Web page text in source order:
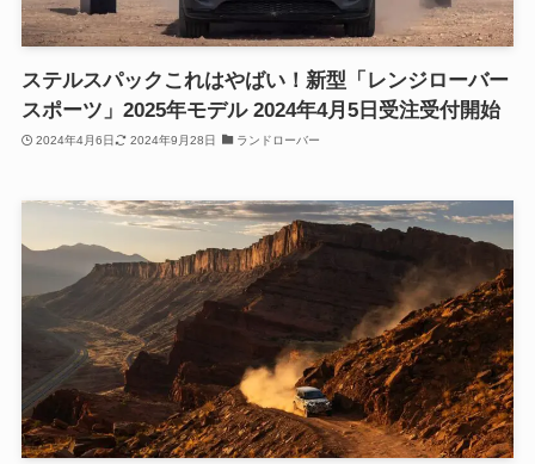
ステルスパックこれはやばい！新型「レンジローバー
スポーツ」2025年モデル 2024年4月5日受注受付開始
2024年4月6日 2024年9月28日 ランドローバー